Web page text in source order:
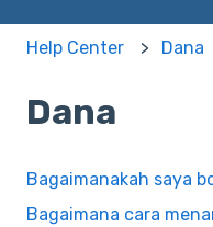
Help Center Dana
Dana
Bagaimanakah saya
Bagaimana cara